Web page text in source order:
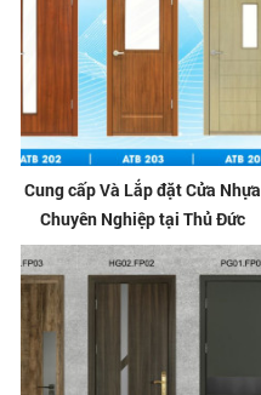
Cung cấp Và Lắp đặt Cửa Nhựa
Chuyên Nghiệp tại Thủ Đức